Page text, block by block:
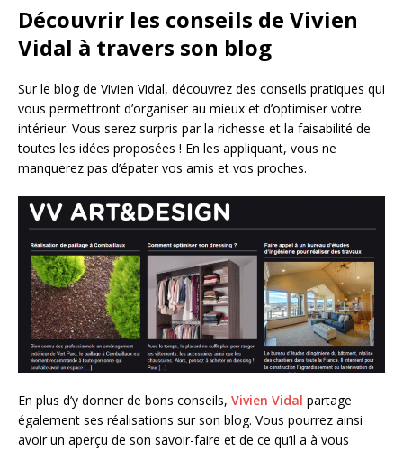
Découvrir les conseils de Vivien
Vidal à travers son blog
Sur le blog de Vivien Vidal, découvrez des conseils pratiques qui
vous permettront d’organiser au mieux et d’optimiser votre
intérieur. Vous serez surpris par la richesse et la faisabilité de
toutes les idées proposées ! En les appliquant, vous ne
manquerez pas d’épater vos amis et vos proches.
En plus d’y donner de bons conseils, Vivien Vidal partage
également ses réalisations sur son blog. Vous pourrez ainsi
avoir un aperçu de son savoir-faire et de ce qu’il a à vous